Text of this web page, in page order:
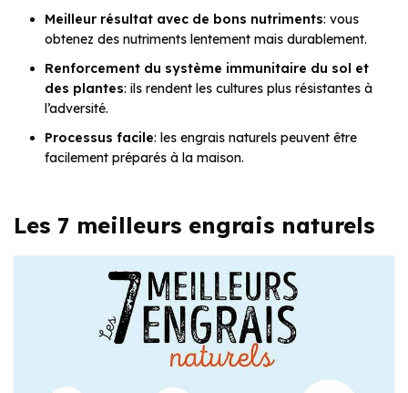
Meilleur résultat avec de bons nutriments: vous
obtenez des nutriments lentement mais durablement.
Renforcement du système immunitaire du sol et
des plantes: ils rendent les cultures plus résistantes à
l’adversité.
Processus facile: les engrais naturels peuvent être
facilement préparés à la maison.
Les 7 meilleurs engrais naturels